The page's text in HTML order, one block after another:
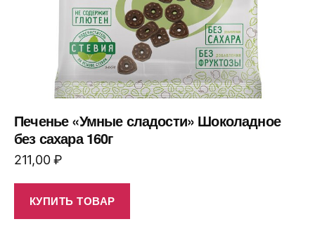
Печенье «Умные сладости» Шоколадное
без сахара 160г
211,00₽
КУПИТЬ ТОВАР